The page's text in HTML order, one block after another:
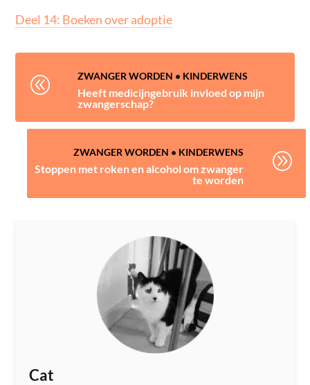
Deel 14: Boeken over adoptie
@ ZWANGER WORDEN • KINDERWENS
Heeft medicijngebruik invloed op mijn
zwangerschap?
ZWANGER WORDEN • KINDERWENS
Stoppen met roken en alcohol om zwanger
te worden
A
Cat